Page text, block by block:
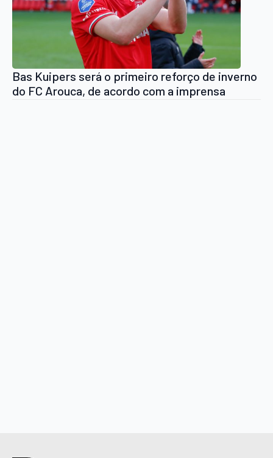
Bas Kuipers será o primeiro reforço de inverno
do FC Arouca, de acordo com a imprensa